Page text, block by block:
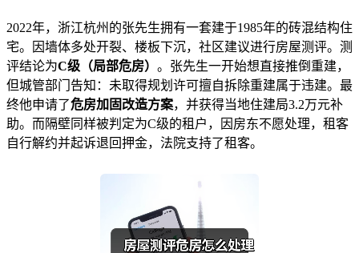
2022年，浙江杭州的张先生拥有一套建于1985年的砖混结构住
宅。因墙体多处开裂、楼板下沉，社区建议进行房屋测评。测
评结论为C级（局部危房） 。张先生一开始想直接推倒重建，
但城管部门告知：未取得规划许可擅自拆除重建属于违建。最
终他申请了危房加固改造方案，并获得当地住建局3.2万元补
助。而隔壁同样被判定为C级的租户，因房东不愿处理，租客
自行解约并起诉退回押金，法院支持了租客。